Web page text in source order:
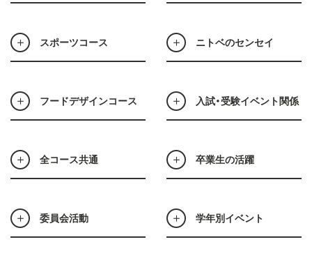
スポーツコース ニトベのセンセイ
フードデザインコース 入試・受験イベント関係
全コース共通 卒業生の活躍
委員会活動 学年別イベント